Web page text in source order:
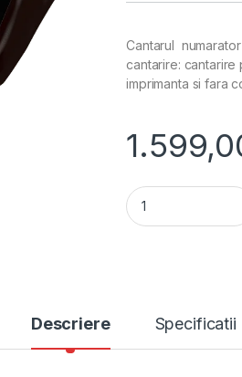
Cantarul numarator
cantarire:
imprimanta si fara
Cantar cu
Descriere Specificatii